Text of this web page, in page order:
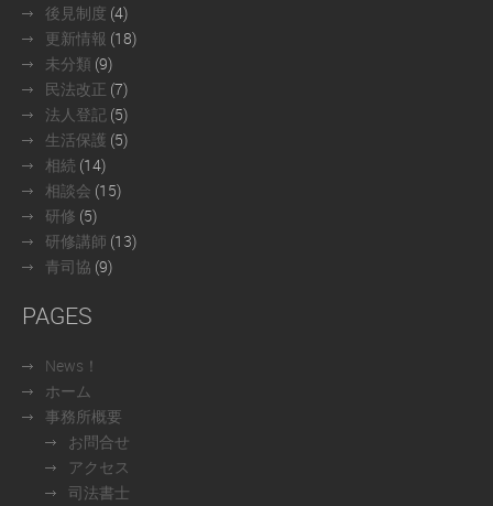
後見制度 (4)
更新情報 (18)
未分類 (9)
民法改正 (7)
法人登記 (5)
生活保護 (5)
相続 (14)
相談会 (15)
研修 (5)
研修講師 (13)
青司協 (9)
PAGES
News！
ホーム
事務所概要
お問合せ
アクセス
司法書士